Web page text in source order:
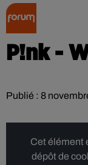
P!nk -
Publié : 8
Cet élément
dépôt de